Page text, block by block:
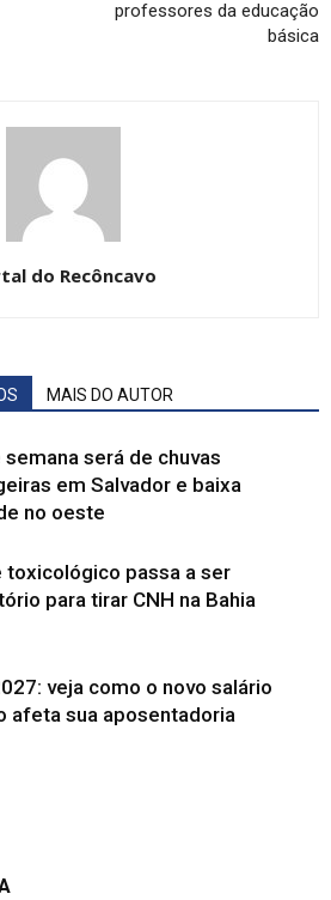
professores da educação
básica
do Recôncavo
MAIS DO AUTOR
semana será de chuvas
em Salvador e baixa
no oeste
toxicológico passa a ser
para tirar CNH na Bahia
veja como o novo salário
afeta sua aposentadoria